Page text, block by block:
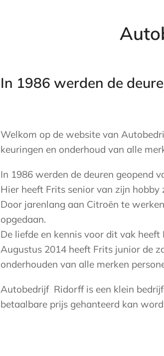
In 1986 werden de
Welkom op de website van
keuringen en onderhoud van alle
In 1986 werden de deuren geopend
Hier heeft Frits senior van zijn hobby
Door jarenlang aan Citroën te
opgedaan.
De liefde en kennis voor dit vak
Augustus 2014 heeft Frits junior de
onderhouden van alle merken
Autobedrijf Ridorff is een klein
betaalbare prijs gehanteerd kan